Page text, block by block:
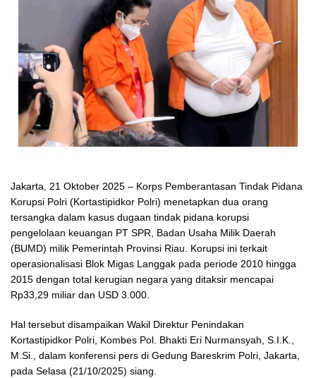
Jakarta, 21 Oktober 2025 – Korps Pemberantasan Tindak Pidana
Korupsi Polri (Kortastipidkor Polri) menetapkan dua orang
tersangka dalam kasus dugaan tindak pidana korupsi
pengelolaan keuangan PT SPR, Badan Usaha Milik Daerah
(BUMD) milik Pemerintah Provinsi Riau. Korupsi ini terkait
operasionalisasi Blok Migas Langgak pada periode 2010 hingga
2015 dengan total kerugian negara yang ditaksir mencapai
Rp33,29 miliar dan USD 3.000.
Hal tersebut disampaikan Wakil Direktur Penindakan
Kortastipidkor Polri, Kombes Pol. Bhakti Eri Nurmansyah, S.I.K.,
M.Si., dalam konferensi pers di Gedung Bareskrim Polri, Jakarta,
pada Selasa (21/10/2025) siang.